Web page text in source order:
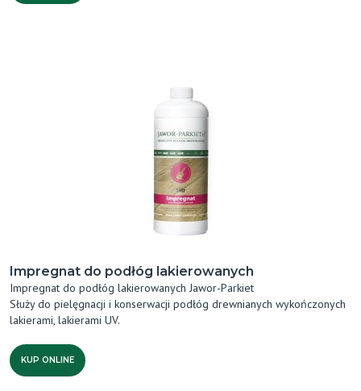
Impregnat do podłóg lakierowanych
Impregnat do podłóg lakierowanych Jawor-Parkiet
Służy do pielęgnacji i konserwacji podłóg drewnianych wykończonych
lakierami, lakierami UV.
KUP ONLINE